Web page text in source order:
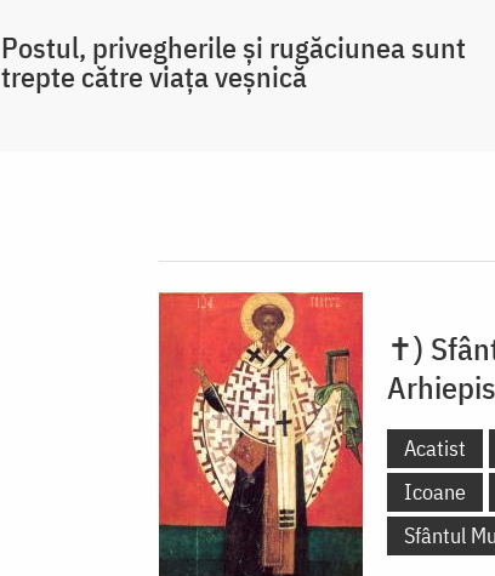
Postul, privegherile și rugăciunea sunt
trepte către viața veșnică
✝)
Acatist
Icoane
Sfântul